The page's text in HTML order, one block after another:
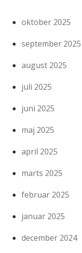
oktober 2025
september 2025
august 2025
juli 2025
juni 2025
maj 2025
april 2025
marts 2025
februar 2025
januar 2025
december 2024